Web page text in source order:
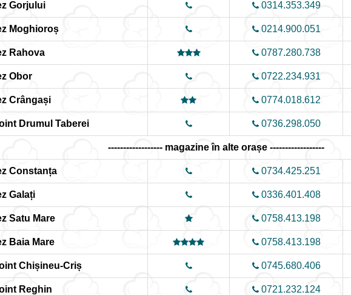
Gorjului 0314.353.349
Moghioroș 0214.900.051
Rahova 0787.280.738
Obor 0722.234.931
Crângași 0774.018.612
Drumul Taberei 0736.298.050
------------------ magazine în alte orașe ------------------
Constanța 0734.425.251
Galați 0336.401.408
Satu Mare 0758.413.198
Baia Mare 0758.413.198
Chișineu-Criș 0745.680.406
Reghin 0721.232.124